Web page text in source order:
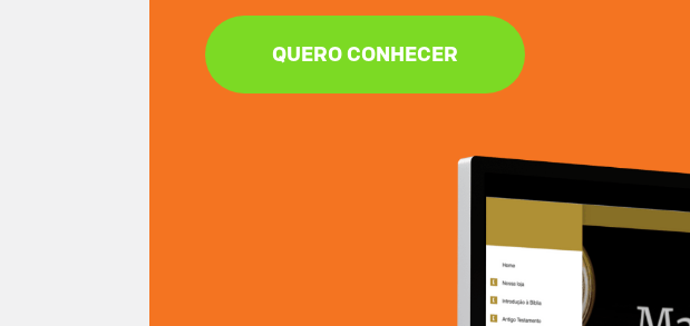
QUERO CONHECER